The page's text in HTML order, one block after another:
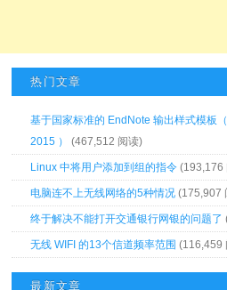
热门文章
基于国家标准的 EndNote 输出样式模板
2015 ）
(467,512 阅读)
Linux 中将用户添加到组的指令 (193,176
电脑连不上无线网络的5种情况 (175,907
终于解决不能打开交通银行网银的问题了
无线 WIFI 的13个信道频率范围 (116,459
最新文章